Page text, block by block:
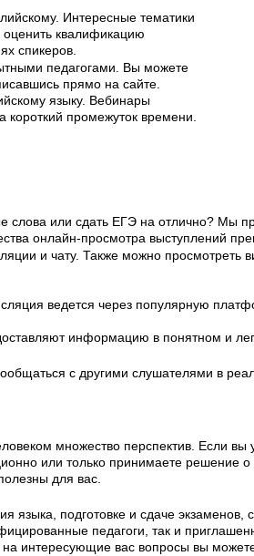
Интересные тематики
оценить квалификацию
спикеров.
педагогами. Вы можете
прямо на сайте.
языку. Вебинары
короткий промежуток времени.
слова или сдать ЕГЭ на отлично? Мы
онлайн-просмотра выступлений
и чату. Также можно просмотреть
ведется через популярную
информацию в понятном и
с другими слушателями в
множество перспектив. Если
или только принимаете решение
для вас.
языка, подготовке и сдаче экзаменов,
педагоги, так и
интересующие вас вопросы вы